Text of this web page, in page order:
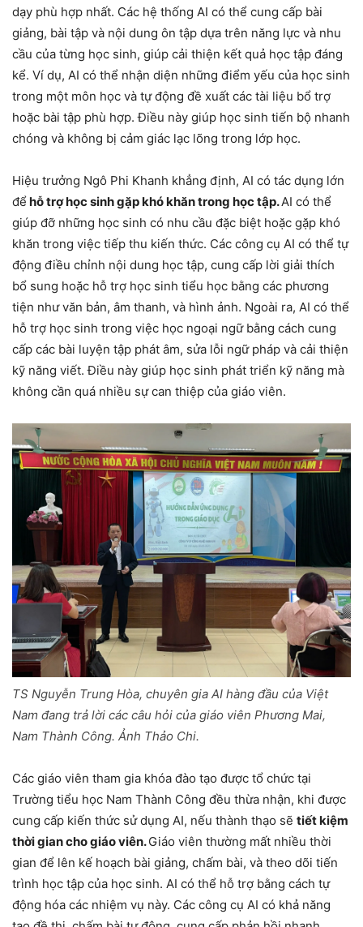
dạy phù hợp nhất. Các hệ thống AI có thể cung cấp bài
giảng, bài tập và nội dung ôn tập dựa trên năng lực và nhu
cầu của từng học sinh, giúp cải thiện kết quả học tập đáng
kể. Ví dụ, AI có thể nhận diện những điểm yếu của học sinh
trong một môn học và tự động đề xuất các tài liệu bổ trợ
hoặc bài tập phù hợp. Điều này giúp học sinh tiến bộ nhanh
chóng và không bị cảm giác lạc lõng trong lớp học.
Hiệu trưởng Ngô Phi Khanh khẳng định, AI có tác dụng lớn
đểhỗ trợ học sinh gặp khó khăn trong học tập.AI có thể
giúp đỡ những học sinh có nhu cầu đặc biệt hoặc gặp khó
khăn trong việc tiếp thu kiến thức. Các công cụ AI có thể tự
động điều chỉnh nội dung học tập, cung cấp lời giải thích
bổ sung hoặc hỗ trợ học sinh tiểu học bằng các phương
tiện như văn bản, âm thanh, và hình ảnh. Ngoài ra, AI có thể
hỗ trợ học sinh trong việc học ngoại ngữ bằng cách cung
cấp các bài luyện tập phát âm, sửa lỗi ngữ pháp và cải thiện
kỹ năng viết. Điều này giúp học sinh phát triển kỹ năng mà
không cần quá nhiều sự can thiệp của giáo viên.
TS Nguyễn Trung Hòa, chuyên gia AI hàng đầu của Việt
Nam đang trả lời các câu hỏi của giáo viên Phương Mai,
Nam Thành Công. Ảnh Thảo Chi.
Các giáo viên tham gia khóa đào tạo được tổ chức tại
Trường tiểu học Nam Thành Công đều thừa nhận, khi được
cung cấp kiến thức sử dụng AI, nếu thành thạo sẽ tiết kiệm
thời gian cho giáo viên.Giáo viên thường mất nhiều thời
gian để lên kế hoạch bài giảng, chấm bài, và theo dõi tiến
trình học tập của học sinh. AI có thể hỗ trợ bằng cách tự
động hóa các nhiệm vụ này. Các công cụ AI có khả năng